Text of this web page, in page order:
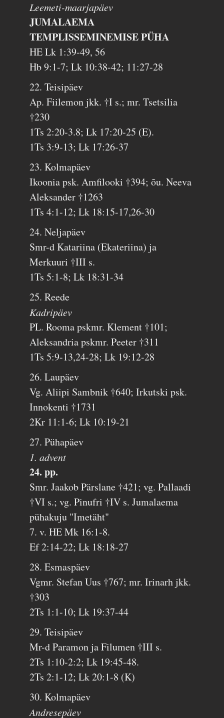
Leemeti-maarjapäev
JUMALAEMA
TEMPLISSEMINEMISE PÜHA
HE Lk 1:39-49, 56
Hb 9:1-7; Lk 10:38-42; 11:27-28
22. Teisipäev
Ap. Fiilemon jkk. †I s.; mr. Tsetsilia
†230
1Ts 2:20-3.8; Lk 17:20-25 (E).
1Ts 3:9-13; Lk 17:26-37
23. Kolmapäev
Ikoonia psk. Amfilooki †394; õu. Neeva
Aleksander †1263
1Ts 4:1-12; Lk 18:15-17,26-30
24. Neljapäev
Smr-d Katariina (Ekateriina) ja
Merkuuri †III s.
1Ts 5:1-8; Lk 18:31-34
25. Reede
Kadripäev
PL. Rooma pskmr. Klement †101;
Aleksandria pskmr. Peeter †311
1Ts 5:9-13,24-28; Lk 19:12-28
26. Laupäev
Vg. Aliipi Sambnik †640; Irkutski psk.
Innokenti †1731
2Kr 11:1-6; Lk 10:19-21
27. Pühapäev
1. advent
24. pp.
Smr. Jaakob Pärslane †421; vg. Pallaadi
†VI s.; vg. Pinufri †IV s. Jumalaema
pühakuju "Imetäht"
7. v. HE Mk 16:1-8.
Ef 2:14-22; Lk 18:18-27
28. Esmaspäev
Vgmr. Stefan Uus †767; mr. Irinarh jkk.
†303
2Ts 1:1-10; Lk 19:37-44
29. Teisipäev
Mr-d Paramon ja Filumen †III s.
2Ts 1:10-2:2; Lk 19:45-48.
2Ts 2:1-12; Lk 20:1-8 (K)
30. Kolmapäev
Andresepäev